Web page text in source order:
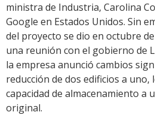
ministra de Industria, Carolina
Google en Estados Unidos. Sin
del proyecto se dio en octubre
una reunión con el gobierno de
la empresa anunció cambios
reducción de dos edificios a uno,
capacidad de almacenamiento a
original.